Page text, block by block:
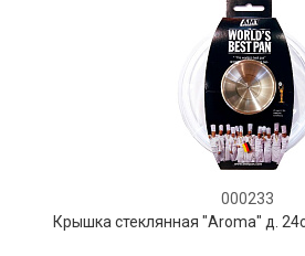
000233
Крышка стеклянная "Aroma" д.